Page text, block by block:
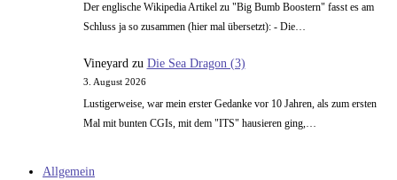
Der englische Wikipedia Artikel zu "Big Bumb Boostern" fasst es am
Schluss ja so zusammen (hier mal übersetzt): - Die…
Vineyard zu Die Sea Dragon (3)
3. August 2026
Lustigerweise, war mein erster Gedanke vor 10 Jahren, als zum ersten
Mal mit bunten CGIs, mit dem "ITS" hausieren ging,…
Allgemein